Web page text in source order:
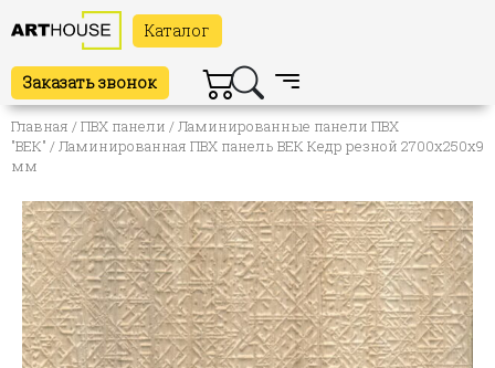
Каталог
Заказать звонок
Главная /ПВХ панели /Ламинированные панели ПВХ
"ВЕК" / Ламинированная ПВХ панель ВЕК Кедр резной 2700х250х9
мм